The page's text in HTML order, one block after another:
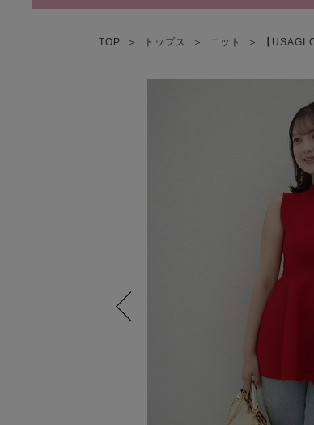
TOP ＞ トップス ＞ ニット ＞ 【USAGI